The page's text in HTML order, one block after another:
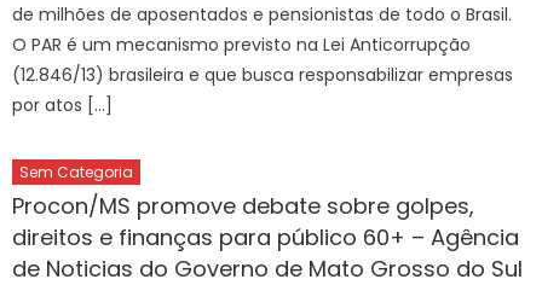
de milhões de aposentados e pensionistas de todo o Brasil.
O PAR é um mecanismo previsto na Lei Anticorrupção
(12.846/13) brasileira e que busca responsabilizar empresas
por atos […]
Sem Categoria
Procon/MS promove debate sobre golpes,
direitos e finanças para público 60+ – Agência
de Noticias do Governo de Mato Grosso do Sul